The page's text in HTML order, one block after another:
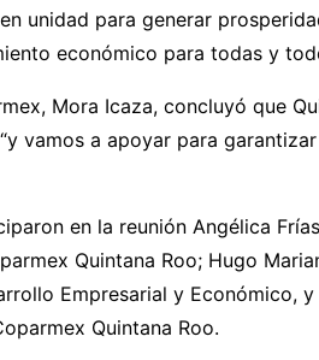
unidad para generar
económico para todas y
Mora Icaza, concluyó que
vamos a apoyar para
en la reunión Angélica
Quintana Roo; Hugo
Empresarial y Económico,
Quintana Roo.